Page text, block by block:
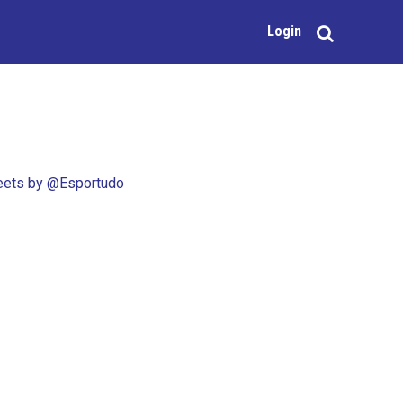
Login
by @Esportudo